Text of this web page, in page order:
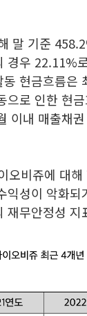
말 기준
경우 22.11%
현금흐름은
으로 인한 현
이내 매출채
오비쥬에 대
익성이 악화
재무안정성